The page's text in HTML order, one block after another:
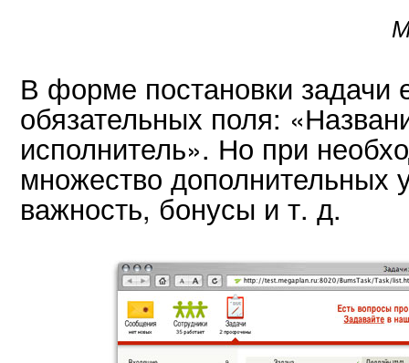
В форме постановки задачи
обязательных поля:
исполнитель». Но при
множество
важность, бонусы и т. д.